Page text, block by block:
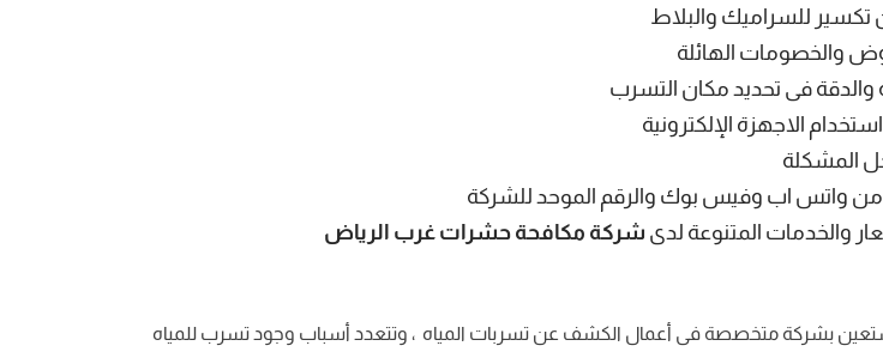
تكسير للسراميك والبلاط
والخصومات الهائلة
والدقة فى تحديد مكان التسرب
الاجهزة الإلكترونية
المشكلة
من واتس اب وفيس بوك والرقم الموحد للشركة
والخدمات المتنوعة لدى شركة مكافحة حشرات غرب الرياض
وتستعين بشركة متخصصة فى أعمال الكشف عن تسربات المياه ، وتتعدد أسباب وجود تسرب للمياه